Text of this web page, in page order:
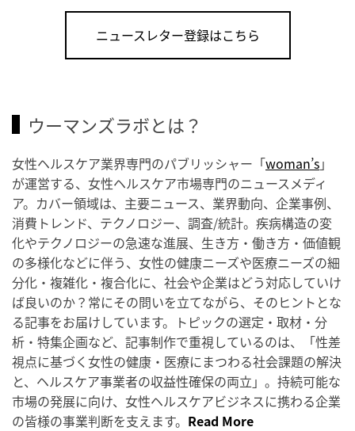
ニュースレター登録はこちら
ウーマンズラボとは？
女性ヘルスケア業界専門のパブリッシャー「woman’s」
が運営する、女性ヘルスケア市場専門のニュースメディ
ア。カバー領域は、主要ニュース、業界動向、企業事例、
消費トレンド、テクノロジー、調査/統計。疾病構造の変
化やテクノロジーの急速な進展、生き方・働き方・価値観
の多様化などに伴う、女性の健康ニーズや医療ニーズの細
分化・複雑化・複合化に、社会や企業はどう対応していけ
ば良いのか？常にその問いを立てながら、そのヒントとな
る記事をお届けしています。トピックの選定・取材・分
析・特集企画など、記事制作で重視しているのは、「性差
視点に基づく女性の健康・医療にまつわる社会課題の解決
と、ヘルスケア事業者の収益性確保の両立」。持続可能な
市場の発展に向け、女性ヘルスケアビジネスに携わる企業
の皆様の事業判断を支えます。 Read More